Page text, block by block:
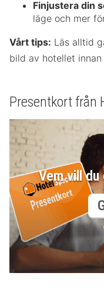
Finjustera din
läge och mer
Vårt tips: Läs alltid
bild av hotellet
Presentkort från
Vem vill